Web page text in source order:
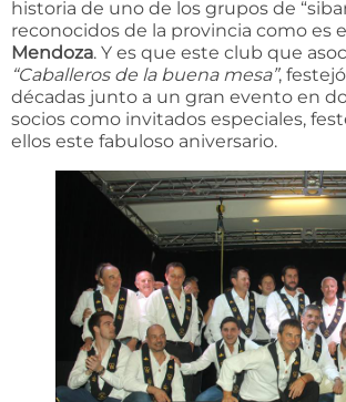
historia de uno de los grupos de
reconocidos de la provincia como es
Mendoza. Y es que este club que
“Caballeros de la buena mesa”,
décadas junto a un gran evento en
socios como invitados especiales,
ellos este fabuloso aniversario.